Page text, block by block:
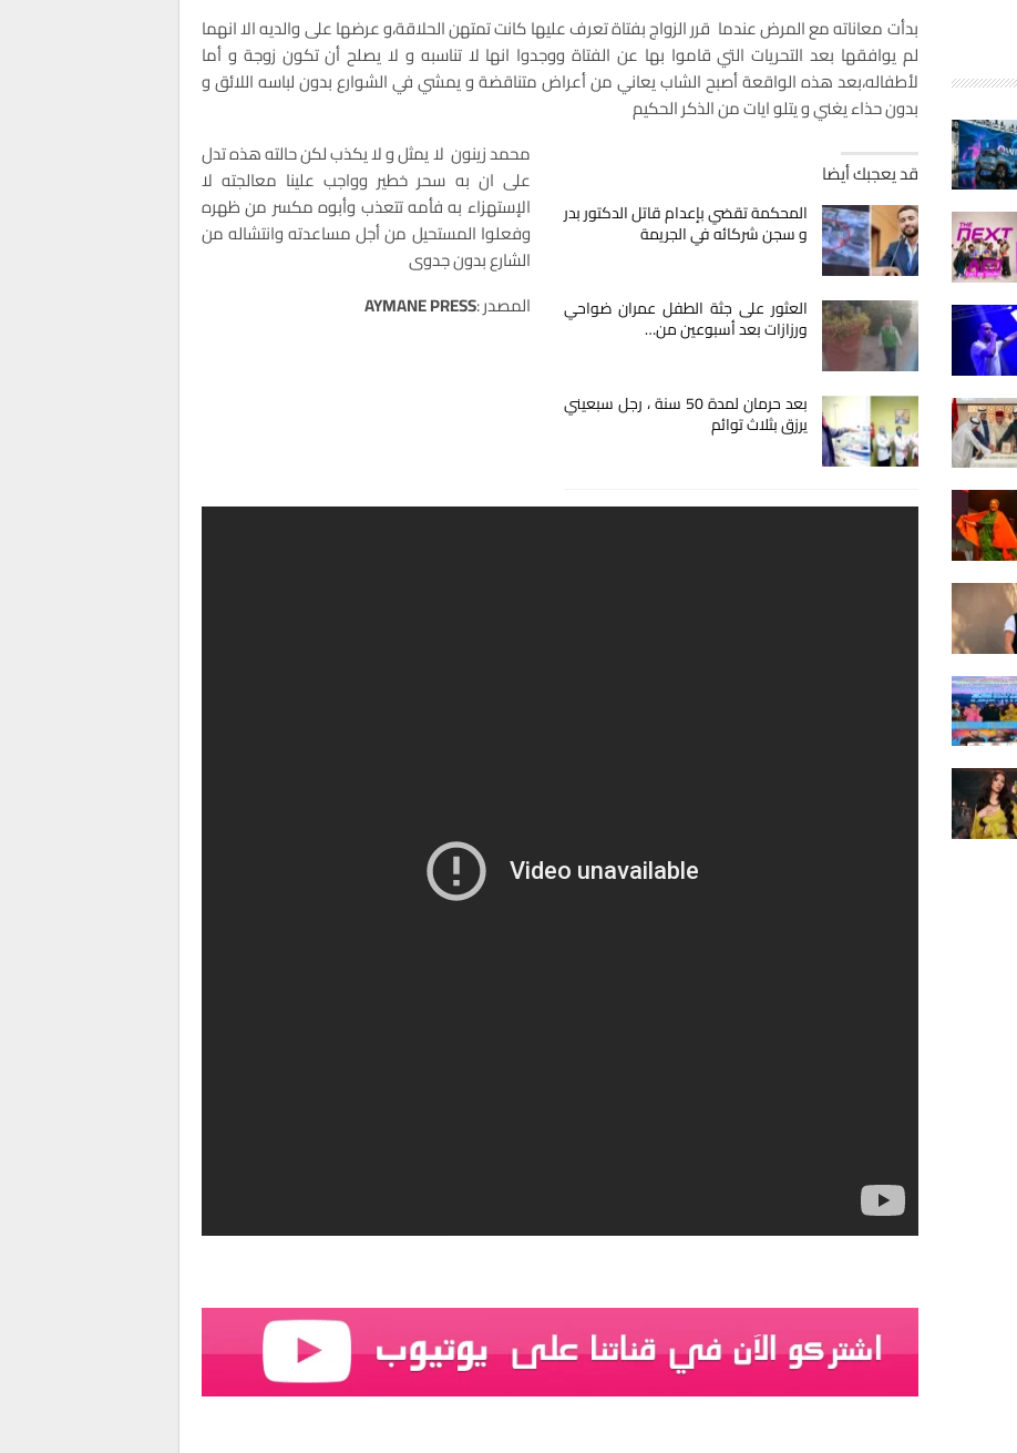
بدأت معاناته مع المرض عندما قرر الزواج بفتاة تعرف عليها كانت تمتهن الحلاقة،و عرضها على والديه الا انهما
لم يوافقها بعد التحريات التي قاموا بها عن الفتاة ووجدوا انها لا تناسبه و لا يصلح أن تكون زوجة و أما
لأطفاله،بعد هذه الواقعة أصبح الشاب يعاني من أعراض متناقضة و يمشي في الشوارع بدون لباسه اللائق و
بدون حذاء يغني و يتلو ايات من الذكر الحكيم
قد يعجبك أيضا
المحكمة تقضي بإعدام قاتل الدكتور بدر
و سجن شركائه في الجريمة
العثور على جثة الطفل عمران ضواحي
ورزازات بعد أسبوعين من…
بعد حرمان لمدة 50 سنة ، رجل سبعيني
يرزق بثلاث توائم
محمد زينون لا يمثل و لا يكذب لكن حالته هذه تدل
على ان به سحر خطير وواجب علينا معالجته لا
الإستهزاء به فأمه تتعذب وأبوه مكسر من ظهره
وفعلوا المستحيل من أجل مساعدته وانتشاله من
الشارع بدون جدوى
المصدر :AYMANE PRESS